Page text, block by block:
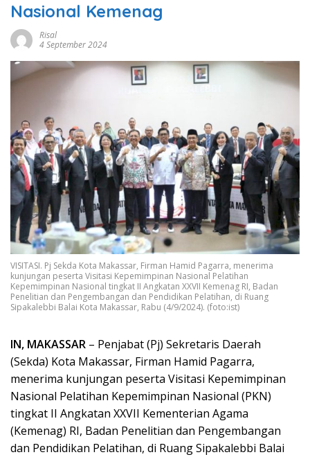
Nasional Kemenag
Risal
4 September 2024
VISITASI. Pj Sekda Kota Makassar, Firman Hamid Pagarra, menerima
kunjungan peserta Visitasi Kepemimpinan Nasional Pelatihan
Kepemimpinan Nasional tingkat II Angkatan XXVII Kemenag RI, Badan
Penelitian dan Pengembangan dan Pendidikan Pelatihan, di Ruang
Sipakalebbi Balai Kota Makassar, Rabu (4/9/2024). (foto:ist)
IN, MAKASSAR – Penjabat (Pj) Sekretaris Daerah
(Sekda) Kota Makassar, Firman Hamid Pagarra,
menerima kunjungan peserta Visitasi Kepemimpinan
Nasional Pelatihan Kepemimpinan Nasional (PKN)
tingkat II Angkatan XXVII Kementerian Agama
(Kemenag) RI, Badan Penelitian dan Pengembangan
dan Pendidikan Pelatihan, di Ruang Sipakalebbi Balai